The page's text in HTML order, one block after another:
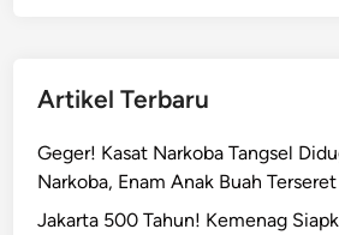
Artikel Terbaru
Geger! Kasat Narkoba Tangsel
Narkoba, Enam Anak Buah
Jakarta 500 Tahun! Kemenag